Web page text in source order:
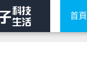
首頁